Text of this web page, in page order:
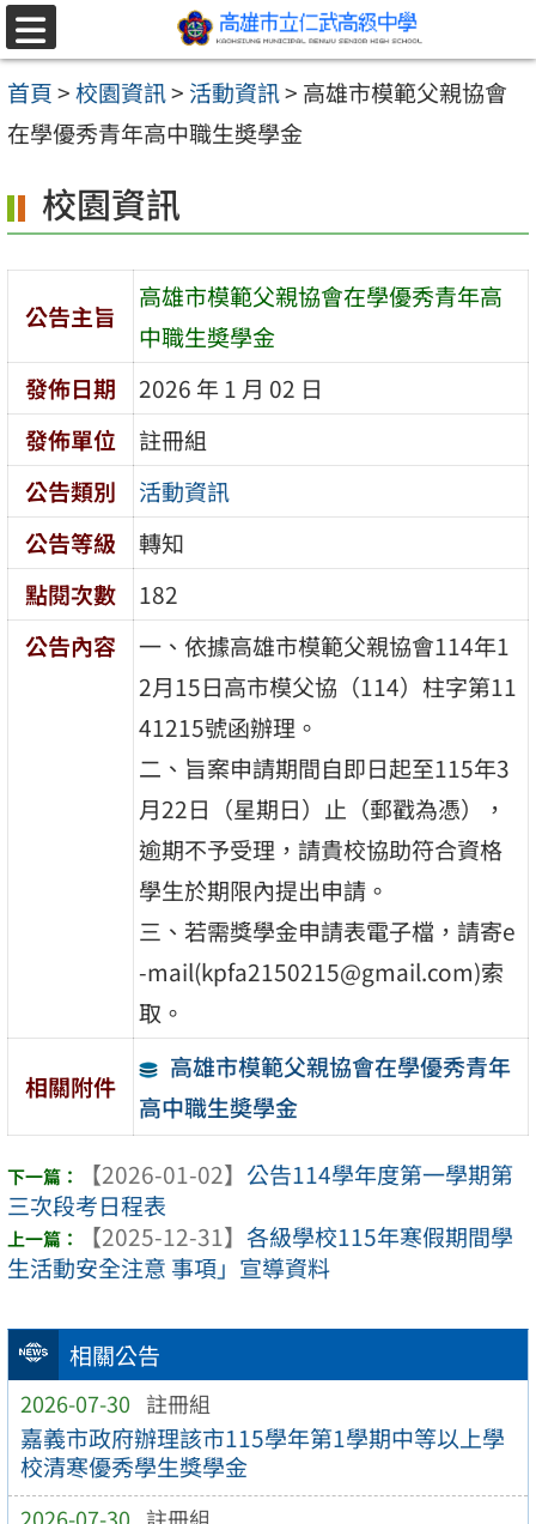
跳至主要內容區
選
單
首頁>校園資訊> 活動資訊> 高雄市模範父親協會
在學優秀青年高中職生奬學金
相關公告
2026-07-30 註冊組
嘉義市政府辦理該市115學年第1學期中等以上學
校清寒優秀學生獎學金
校園資訊
公告主旨
高雄市模範父親協會在學優秀青年高
中職生奬學金
發佈日期
2026 年 1 月 02 日
發佈單位
註冊組
公告類別
活動資訊
公告等級
轉知
點閱次數
182
公告內容
一、依據高雄市模範父親協會114年1
2月15日高市模父協（114）柱字第11
41215號函辦理。
二、旨案申請期間自即日起至115年3
月22日（星期日）止（郵戳為憑），
逾期不予受理，請貴校協助符合資格
學生於期限內提出申請。
三、若需獎學金申請表電子檔，請寄e
-mail(kpfa2150215@gmail.com)索
取。
相關附件
高雄市模範父親協會在學優秀青年
高中職生奬學金
【2026-01-02】 公告114學年度第一學期第
三次段考日程表
【2025-12-31】 各級學校115年寒假期間學
生活動安全注意 事項」宣導資料